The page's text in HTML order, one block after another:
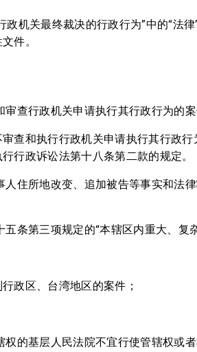
机关最终裁决的行政行为”中的“法律
件。
查行政机关申请执行其行政行为的案
查和执行行政机关申请执行其行政行
行政诉讼法第十八条第二款的规定。
住所地改变、追加被告等事实和法
条第三项规定的“本辖区内重大、复
政区、台湾地区的案件；
的基层人民法院不宜行使管辖权或